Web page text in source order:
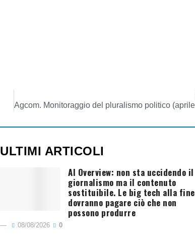
ULTIMI ARTICOLI
AI Overview: non sta uccidendo il
giornalismo ma il contenuto
sostituibile. Le big tech alla fine
dovranno pagare ciò che non
possono produrre
08/08/2026 0